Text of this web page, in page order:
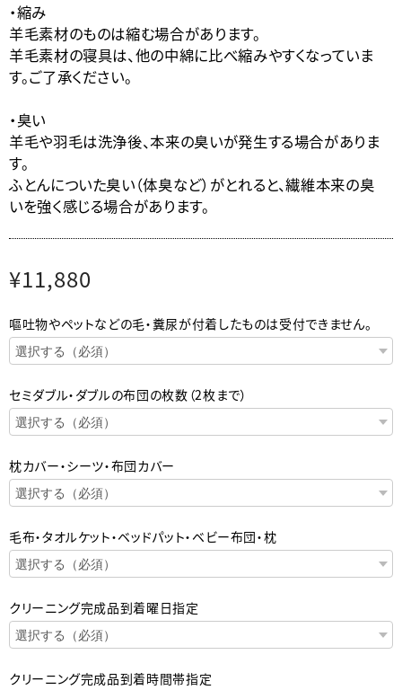
・縮み
羊毛素材のものは縮む場合があります。
羊毛素材の寝具は、他の中綿に比べ縮みやすくなっていま
す。ご了承ください。
・臭い
羊毛や羽毛は洗浄後、本来の臭いが発生する場合がありま
す。
ふとんについた臭い（体臭など）がとれると、繊維本来の臭
いを強く感じる場合があります。
¥11,880
嘔吐物やペットなどの毛・糞尿が付着したものは受付できません。
セミダブル・ダブルの布団の枚数（2枚まで）
枕カバー・シーツ・布団カバー
毛布・タオルケット・ベッドパット・ベビー布団・枕
クリーニング完成品到着曜日指定
クリーニング完成品到着時間帯指定